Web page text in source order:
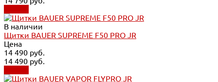
В наличии
Щитки BAUER SUPREME F50 PRO JR
Цена
14 490 руб.
14 490 руб.